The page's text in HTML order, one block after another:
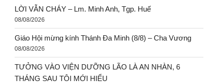
LỜI VẪN CHÁY – Lm. Minh Anh, Tgp. Huế
08/08/2026
Giáo Hội mừng kính Thánh Đa Minh (8/8) – Cha Vương
08/08/2026
TƯỞNG VÀO VIỆN DƯỠNG LÃO LÀ AN NHÀN, 6
THÁNG SAU TÔI MỚI HIỂU